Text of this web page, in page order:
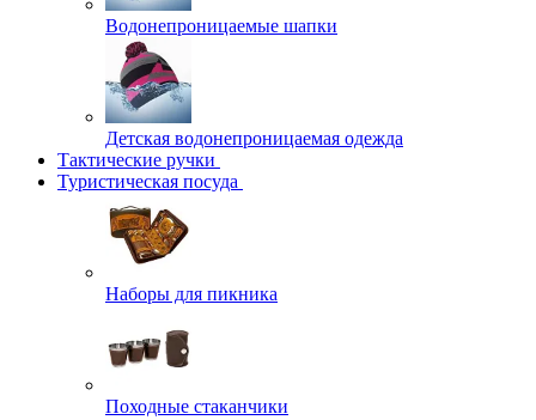
Водонепроницаемые шапки
Детская водонепроницаемая одежда
Тактические ручки
Туристическая посуда
Наборы для пикника
Походные стаканчики